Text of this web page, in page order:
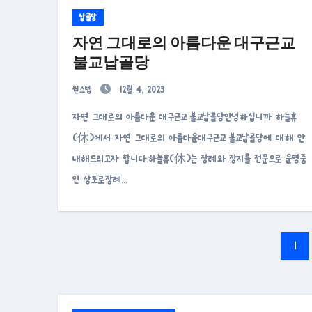
납골당
자연 그대로의 아름다운 대구근교
불교납골당
원스텝 12월 4, 2023
자연 그대로의 아름다운 대구근교 불교납골당안녕하십니까 하늘휴
(休)에서 자연 그대로의 아름다운대구근교 불교납골당에 대해 안
내해드리고자 합니다.하늘휴(休)는 장례와 장지를 전문으로 운영중
인 상조로장례…
글1